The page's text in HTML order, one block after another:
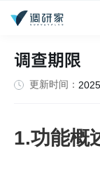
调查期限
更新时间：
1.功能概